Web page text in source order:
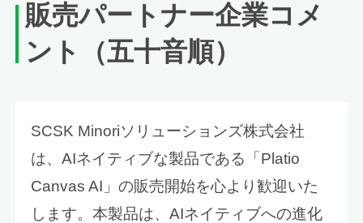
販売パートナー企業コメ
ント（五十音順）
SCSK Minoriソリューションズ株式会社
は、AIネイティブな製品である「Platio
Canvas AI」の販売開始を心より歓迎いた
します。本製品は、AIネイティブへの進化